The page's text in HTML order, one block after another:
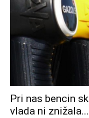
Pri nas bencin
vlada ni znižala...